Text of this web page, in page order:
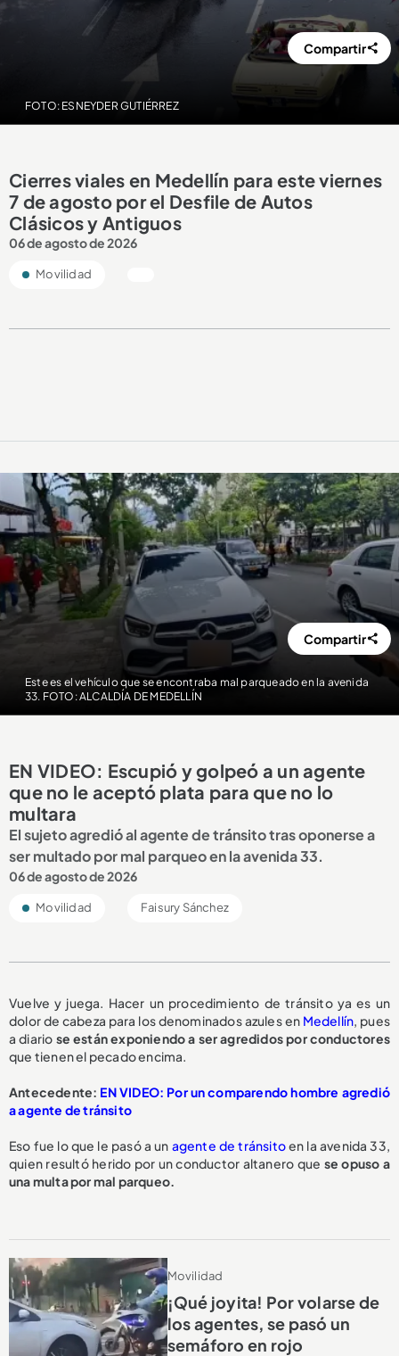
FOTO: ESNEYDER GUTIÉRREZ
Compartir
Cierres viales en Medellín para este viernes
7 de agosto por el Desfile de Autos
Clásicos y Antiguos
06 de agosto de 2026
Movilidad
Este es el vehículo que se encontraba mal parqueado en la avenida
33. FOTO: ALCALDÍA DE MEDELLÍN
Compartir
EN VIDEO: Escupió y golpeó a un agente
que no le aceptó plata para que no lo
multara
El sujeto agredió al agente de tránsito tras oponerse a
ser multado por mal parqueo en la avenida 33.
06 de agosto de 2026
Movilidad Faisury Sánchez
Vuelve y juega. Hacer un procedimiento de tránsito ya es un
dolor de cabeza para los denominados azules en Medellín, pues
a diario se están exponiendo a seragredidos por conductores
que tienen el pecado encima.
Antecedente: EN VIDEO: Por un comparendo hombre agredió
a agente de tránsito
Eso fue lo que le pasó a un agente de tránsitoen la avenida 33,
quien resultó herido por un conductor altanero que se opuso a
una multapor mal parqueo.
Movilidad
¡Qué joyita! Por volarse de
los agentes, se pasó un
semáforo en rojo